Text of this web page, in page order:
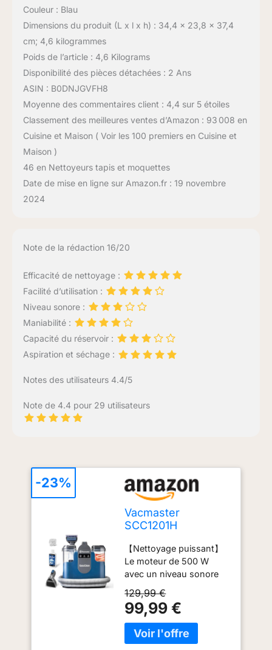
Couleur : Blau
Dimensions du produit (L x l x h) : 34,4 x 23,8 x 37,4
cm; 4,6 kilogrammes
Poids de l’article : 4,6 Kilograms
Disponibilité des pièces détachées : 2 Ans
ASIN : B0DNJGVFH8
Moyenne des commentaires client : 4,4 sur 5 étoiles
Classement des meilleures ventes d’Amazon : 93 008 en
Cuisine et Maison ( Voir les 100 premiers en Cuisine et
Maison )
46 en Nettoyeurs tapis et moquettes
Date de mise en ligne sur Amazon.fr : 19 novembre
2024
Note de la rédaction 16/20
Efficacité de nettoyage :
Facilité d’utilisation :
Niveau sonore :
Maniabilité :
Capacité du réservoir :
Aspiration et séchage :
Notes des utilisateurs 4.4/5
Note de 4.4 pour 29 utilisateurs
Vacmaster
SCC1201H
Canapé, Moteur
Puissant de 500W,
Nettoyeurs tapis et
moquettes Idéal
pour Taches &
Saletés
Quotidiennes,
Nettoyeur pour
【Nettoyage puissant】
Le moteur de 500 W
avec un niveau sonore
nettoyer efficacement les
coins de votre maison
ainsi que les sièges et les
garnitures de votre
129,99 €
99,99 €
-23%